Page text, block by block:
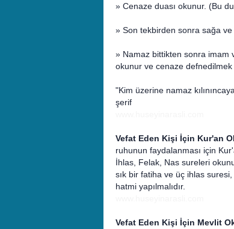
» Cenaze duası okunur. (Bu
» Son tekbirden sonra sağa
» Namaz bittikten sonra imam
okunur ve cenaze defnedilmek
"Kim üzerine namaz
şerif
Vefat Eden Kişi İçin Kur'an
ruhunun faydalanması için
İhlas, Felak, Nas sureleri
sık bir fatiha ve üç ihlas
hatmi yapılmalıdır.
Vefat Eden Kişi İçin Mevlit